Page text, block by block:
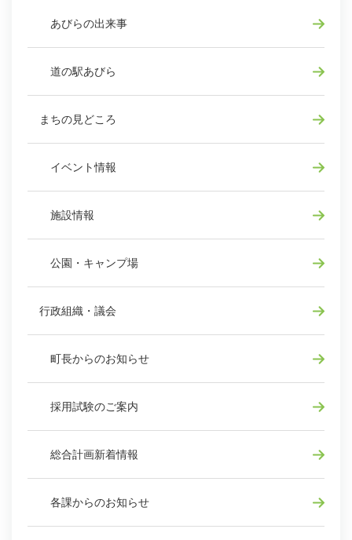
あびらの出来事
道の駅あびら
まちの見どころ
イベント情報
施設情報
公園・キャンプ場
行政組織・議会
町長からのお知らせ
採用試験のご案内
総合計画新着情報
各課からのお知らせ